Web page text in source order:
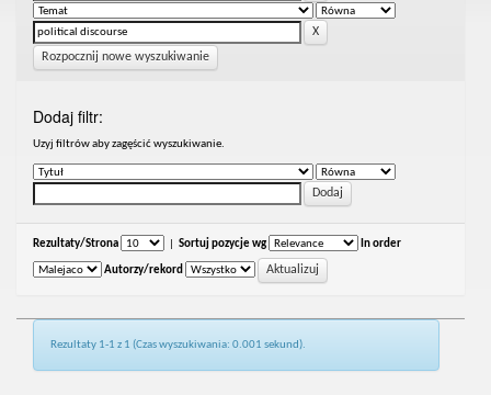
Rozpocznij nowe wyszukiwanie
Dodaj filtr:
Uzyj filtrów aby zagęścić wyszukiwanie.
Rezultaty/Strona Sortuj pozycje wg In order
Autorzy/rekord
Rezultaty 1-1 z 1 (Czas wyszukiwania: 0.001 sekund).